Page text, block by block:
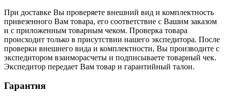
При доставке Вы проверяете внешний вид и комплектность
привезенного Вам товара, его соответствие с Вашим заказом
и с приложенным товарным чеком. Проверка товара
происходит только в присутствии нашего экспедитора. После
проверки внешнего вида и комплектности, Вы производите с
экспедитором взаиморасчеты и подписываете товарный чек.
Экспедитор передает Вам товар и гарантийный талон.
Гарантия